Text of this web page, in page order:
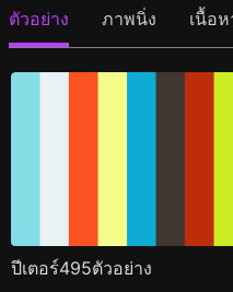
ตัวอย่าง ภาพนิ่ง เนื้อ
ปีเตอร์495ตัวอย่าง